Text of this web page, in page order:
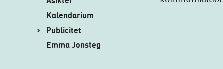
Kalendarium
Publicitet
Emma Jonsteg